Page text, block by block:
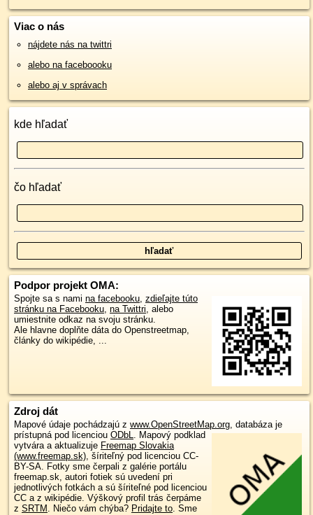
Viac o nás
nájdete nás na twittri
alebo na faceboooku
alebo aj v správach
kde hľadať
čo hľadať
Podpor projekt OMA:
Spojte sa s nami na facebooku, zdieľajte túto
stránku na Facebooku, na Twittri, alebo
umiestnite odkaz na svoju stránku.
Ale hlavne doplňte dáta do Openstreetmap,
články do wikipédie, ...
Zdroj dát
Mapové údaje pochádzajú z www.OpenStreetMap.org, databáza je
prístupná pod licenciou ODbL. Mapový podklad
vytvára a aktualizuje Freemap Slovakia
(www.freemap.sk), šíriteľný pod licenciou CC-
BY-SA. Fotky sme čerpali z galérie portálu
freemap.sk, autori fotiek sú uvedení pri
jednotlivých fotkách a sú šíriteľné pod licenciou
CC a z wikipédie. Výškový profil trás čerpáme
z SRTM . Niečo vám chýba? Pridajte to. Sme